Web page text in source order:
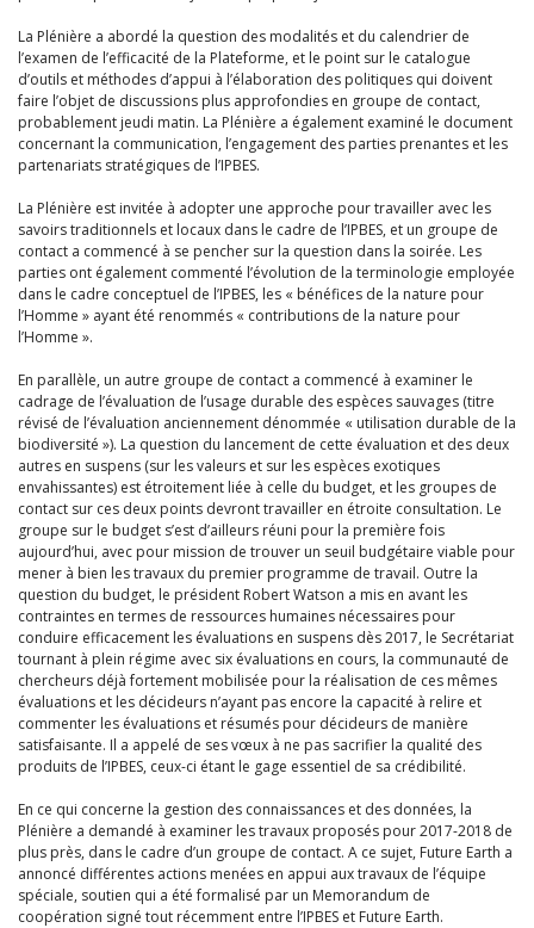
La Plénière a abordé la question des modalités et du calendrier de
l’examen de l’efficacité de la Plateforme, et le point sur le catalogue
d’outils et méthodes d’appui à l’élaboration des politiques qui doivent
faire l’objet de discussions plus approfondies en groupe de contact,
probablement jeudi matin. La Plénière a également examiné le document
concernant la communication, l’engagement des parties prenantes et les
partenariats stratégiques de l’IPBES.
La Plénière est invitée à adopter une approche pour travailler avec les
savoirs traditionnels et locaux dans le cadre de l’IPBES, et un groupe de
contact a commencé à se pencher sur la question dans la soirée. Les
parties ont également commenté l’évolution de la terminologie employée
dans le cadre conceptuel de l’IPBES, les « bénéfices de la nature pour
l’Homme » ayant été renommés « contributions de la nature pour
l’Homme ».
En parallèle, un autre groupe de contact a commencé à examiner le
cadrage de l’évaluation de l’usage durable des espèces sauvages (titre
révisé de l’évaluation anciennement dénommée « utilisation durable de la
biodiversité »). La question du lancement de cette évaluation et des deux
autres en suspens (sur les valeurs et sur les espèces exotiques
envahissantes) est étroitement liée à celle du budget, et les groupes de
contact sur ces deux points devront travailler en étroite consultation. Le
groupe sur le budget s’est d’ailleurs réuni pour la première fois
aujourd’hui, avec pour mission de trouver un seuil budgétaire viable pour
mener à bien les travaux du premier programme de travail. Outre la
question du budget, le président Robert Watson a mis en avant les
contraintes en termes de ressources humaines nécessaires pour
conduire efficacement les évaluations en suspens dès 2017, le Secrétariat
tournant à plein régime avec six évaluations en cours, la communauté de
chercheurs déjà fortement mobilisée pour la réalisation de ces mêmes
évaluations et les décideurs n’ayant pas encore la capacité à relire et
commenter les évaluations et résumés pour décideurs de manière
satisfaisante. Il a appelé de ses vœux à ne pas sacrifier la qualité des
produits de l’IPBES, ceux-ci étant le gage essentiel de sa crédibilité.
En ce qui concerne la gestion des connaissances et des données, la
Plénière a demandé à examiner les travaux proposés pour 2017-2018 de
plus près, dans le cadre d’un groupe de contact. A ce sujet, Future Earth a
annoncé différentes actions menées en appui aux travaux de l’équipe
spéciale, soutien qui a été formalisé par un Memorandum de
coopération signé tout récemment entre l’IPBES et Future Earth.